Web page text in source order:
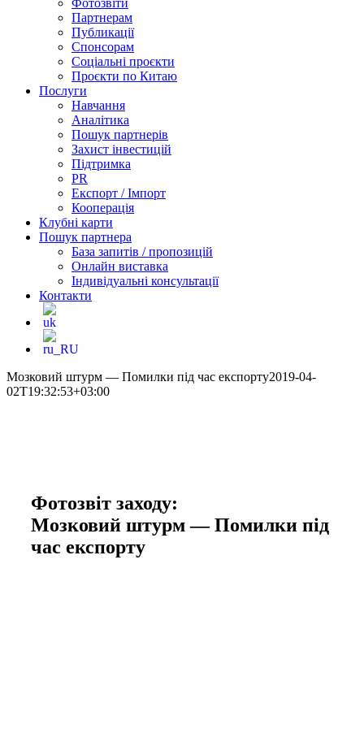
Фотозвіти
Партнерам
Публикації
Спонсорам
Соціальні проєкти
Проєкти по Китаю
Послуги
Навчання
Аналітика
Пошук партнерів
Захист інвестицій
Підтримка
PR
Експорт / Імпорт
Кооперація
Клубні карти
Пошук партнера
База запитів / пропозицій
Онлайн виставка
Індивідуальні консультації
Контакти
Мозковий штурм — Помилки під час експорту2019-04-
02T19:32:53+03:00
Фотозвіт заходу:
Мозковий штурм — Помилки під
час експорту